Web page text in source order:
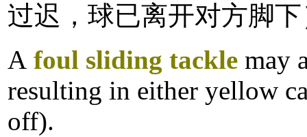
过迟，球已离开对方脚
A foul sliding tackle may
resulting in either yellow
off).